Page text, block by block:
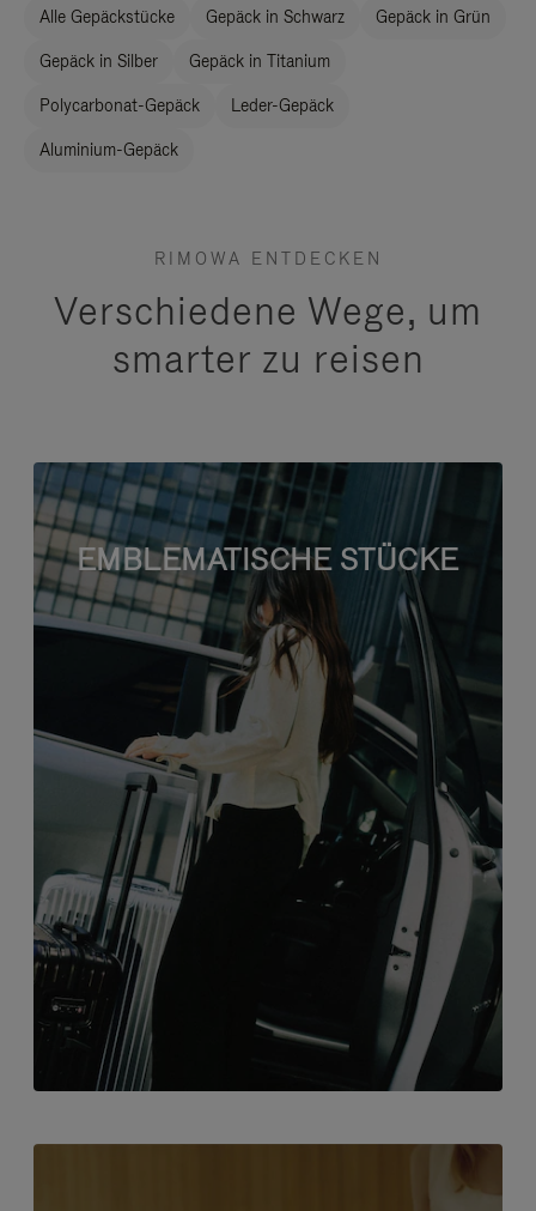
Alle Gepäckstücke Gepäck in Schwarz Gepäck in Grün
Gepäck in Silber Gepäck in Titanium
Polycarbonat-Gepäck Leder-Gepäck
Aluminium-Gepäck
RIMOWA ENTDECKEN
Verschiedene Wege, um
smarter zu reisen
EMBLEMATISCHE STÜCKE